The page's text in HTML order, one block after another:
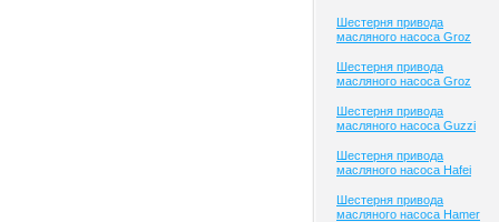
Шестерня привода
масляного насоса Groz
Шестерня привода
масляного насоса Groz
Шестерня привода
масляного насоса Guzzi
Шестерня привода
масляного насоса Hafei
Шестерня привода
масляного насоса Hamer